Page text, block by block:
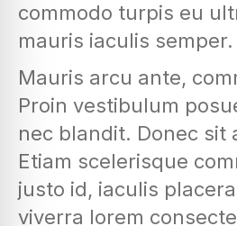
commodo turpis eu
mauris iaculis semper.
Mauris arcu ante,
Proin vestibulum
nec blandit. Donec sit
Etiam scelerisque
justo id, iaculis
viverra lorem